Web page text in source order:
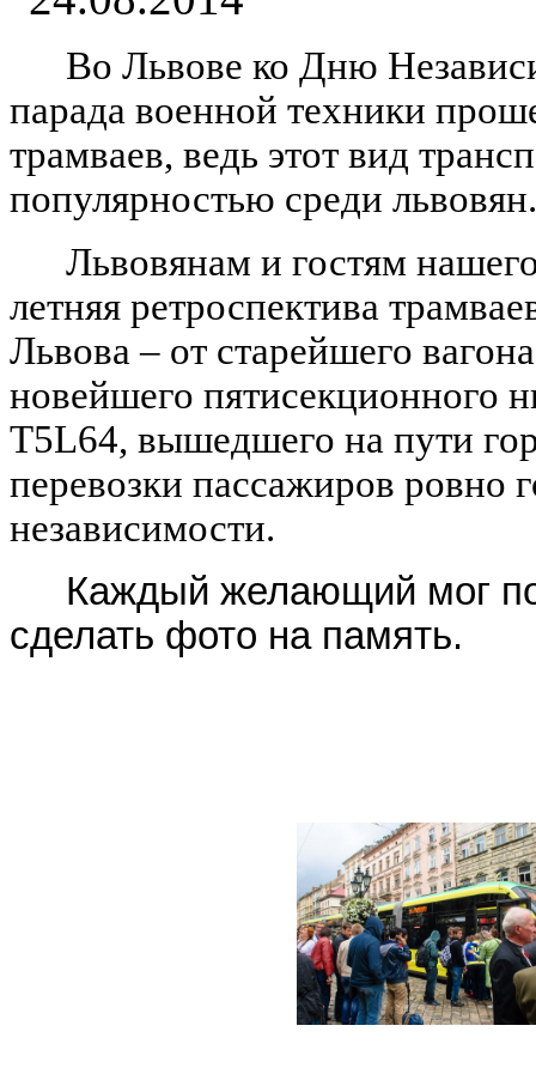
Во Львове ко Дню
парада военной техники
трамваев, ведь этот вид
популярностью среди львовян.
Львовянам и гостям
летняя ретроспектива
Львова – от старейшего
новейшего пятисекционного
Т5L64, вышедшего на пути
перевозки пассажиров ровно
независимости.
Каждый желающий мог
сделать фото на память.